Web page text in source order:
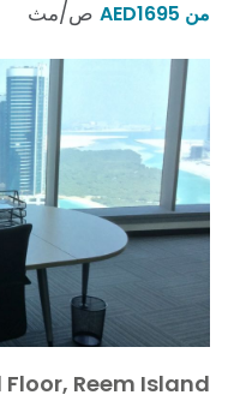
من AED1695 ص/مث
Floor, Reem Island